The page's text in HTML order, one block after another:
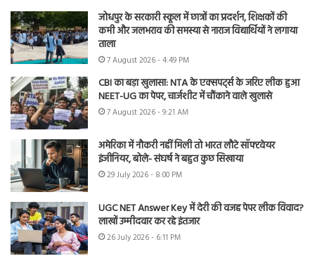
जोधपुर के सरकारी स्कूल में छात्रों का प्रदर्शन, शिक्षकों की
कमी और जलभराव की समस्या से नाराज विद्यार्थियों ने लगाया
ताला
7 August 2026 - 4:49 PM
CBI का बड़ा खुलासा: NTA के एक्सपर्ट्स के जरिए लीक हुआ
NEET-UG का पेपर, चार्जशीट में चौंकाने वाले खुलासे
7 August 2026 - 9:21 AM
अमेरिका में नौकरी नहीं मिली तो भारत लौटे सॉफ्टवेयर
इंजीनियर, बोले- संघर्ष ने बहुत कुछ सिखाया
29 July 2026 - 8:00 PM
UGC NET Answer Key में देरी की वजह पेपर लीक विवाद?
लाखों उम्मीदवार कर रहे इंतजार
26 July 2026 - 6:11 PM